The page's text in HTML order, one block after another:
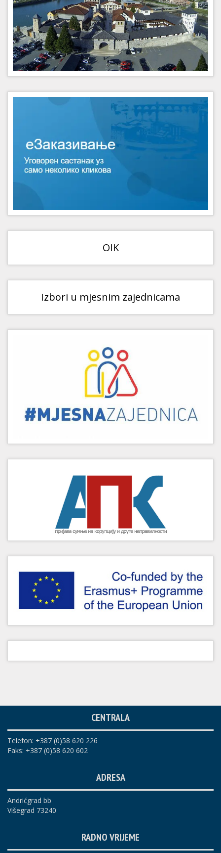
OIK
Izbori u mjesnim zajednicama
CENTRALA
Telefon: +387 (0)58 620 226
Faks: +387 (0)58 620 602
ADRESA
Andrićgrad bb
Višegrad 73240
RADNO VRIJEME